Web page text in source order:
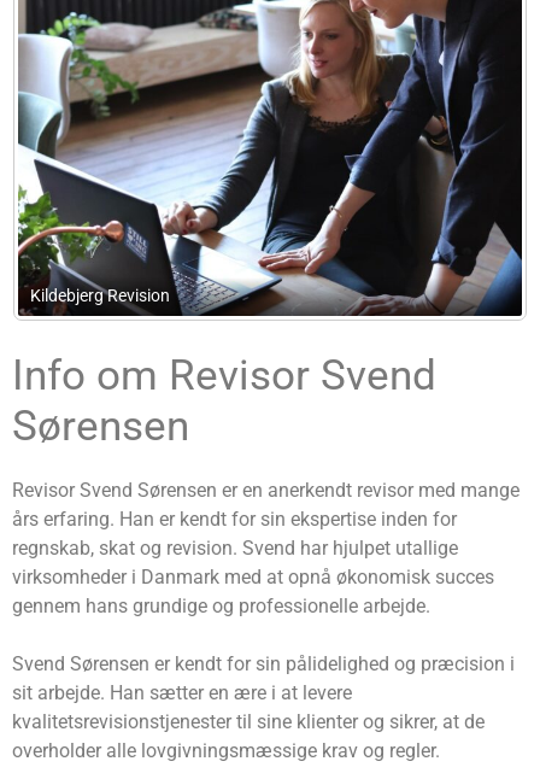
Sda Advokatanpartsselskab
Info om Revisor Svend
Sørensen
Revisor Svend Sørensen er en anerkendt revisor med mange
års erfaring. Han er kendt for sin ekspertise inden for
regnskab, skat og revision. Svend har hjulpet utallige
virksomheder i Danmark med at opnå økonomisk succes
gennem hans grundige og professionelle arbejde.
Svend Sørensen er kendt for sin pålidelighed og præcision i
sit arbejde. Han sætter en ære i at levere
kvalitetsrevisionstjenester til sine klienter og sikrer, at de
overholder alle lovgivningsmæssige krav og regler.